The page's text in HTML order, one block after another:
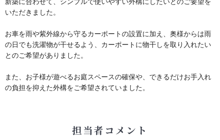
いただきました。
お車を雨や紫外線から守るカーポートの設置に加え、奥様からは雨
の日でも洗濯物が干せるよう、カーポートに物干しを取り入れたい
とのご希望がありました。
また、お子様が遊べるお庭スペースの確保や、できるだけお手入れ
の負担を抑えた外構をご希望されていました。
担当者コメント